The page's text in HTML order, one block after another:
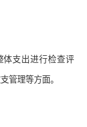
体支出进行检查评
管理等方面。